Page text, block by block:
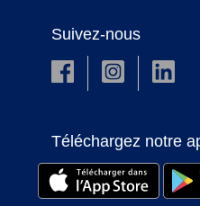
Suivez-nous
Téléchargez notre